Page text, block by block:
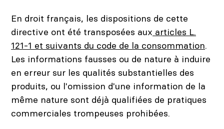
En droit français, les dispositions de cette
directive ont été transposées aux articles L.
121-1 et suivants du code de la consommation.
Les informations fausses ou de nature à induire
en erreur sur les qualités substantielles des
produits, ou l'omission d'une information de la
même nature sont déjà qualifiées de pratiques
commerciales trompeuses prohibées.